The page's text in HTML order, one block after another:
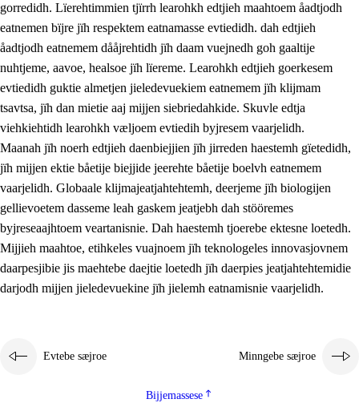
1. Lïerehtimmien aarvoevåarome
1.1 Almetjeaarvoe
1.2 Identiteete jïh kulturellen gellievoete
1.3 Laejhtehks ussjedimmie jïh etihkeles vuajnoe
1.4
Skaepiedimmievoeteaavoe, eadtjohkevoete jïh
goerehtimmievæljoe
Eatnemem krööhkestidh jïh byjresegoerkesevoete
1.6 Demokratije jïh meatanårrome
gorredidh. Lïerehtimmien tjïrrh learohkh edtjieh maahtoem åadtjodh
eatnemen bïjre jïh respektem eatnamasse evtiedidh. dah edtjieh
åadtjodh eatnemem dååjrehtidh jïh daam vuejnedh goh gaaltije
nuhtjeme, aavoe, healsoe jïh lïereme. Learohkh edtjieh goerkesem
evtiedidh guktie almetjen jieledevuekiem eatnemem jïh klijmam
tsavtsa, jïh dan mietie aaj mijjen siebriedahkide. Skuvle edtja
viehkiehtidh learohkh væljoem evtiedih byjresem vaarjelidh.
Maanah jïh noerh edtjieh daenbiejjien jïh jirreden haestemh gïetedidh,
jïh mijjen ektie båetije biejjide jeerehte båetije boelvh eatnemem
vaarjelidh. Globaale klijmajeatjahtehtemh, deerjeme jïh biologijen
gellievoetem dasseme leah gaskem jeatjebh dah stööremes
byjreseaajhtoem veartanisnie. Dah haestemh tjoerebe ektesne loetedh.
Mijjieh maahtoe, etihkeles vuajnoem jïh teknologeles innovasjovnem
daarpesjibie jis maehtebe daejtie loetedh jïh daerpies jeatjahtehtemidie
darjodh mijjen jieledevuekine jïh jielemh eatnamisnie vaarjelidh.
Evtebe sæjroe Minngebe sæjroe
Bijjemassese